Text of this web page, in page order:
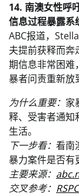
14. 南澳女性呼
信息过程暴露系
ABC报道，
夫提前获释而奔
期信息非常困难
暴者问责重新放
为什么重要： 家
释、受害者通知
生活。
下一步看： 看南
暴力案件是否有
主要来源：
交叉参考：